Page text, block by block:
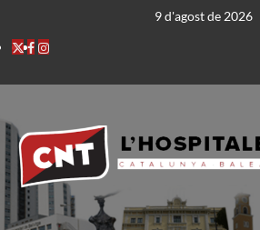
9 d'agost de 2026